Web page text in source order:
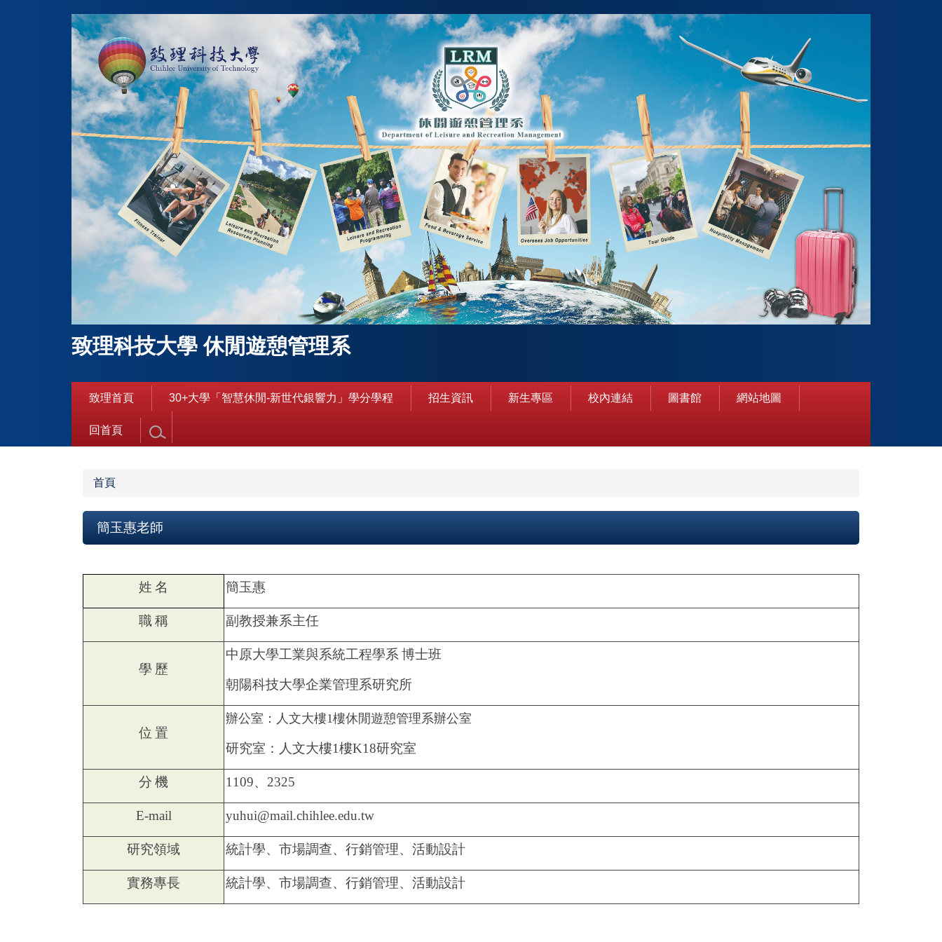
致理科技大學 休閒遊憩管理系
致理首頁 30+大學「智慧休閒-新世代銀響力」學分學程 招生資訊 新生專區 校內連結 圖書館 網站地圖
回首頁
首頁
簡玉惠老師
姓 名 簡玉惠
職 稱 副教授兼系主任
學 歷
中原大學工業與系統工程學系 博士班
朝陽科技大學企業管理系研究所
位 置
辦公室：人文大樓1樓休閒遊憩管理系辦公室
研究室：人文大樓1樓K18研究室
分 機 1109、2325
E-mail yuhui@mail.chihlee.edu.tw
研究領域 統計學、市場調查、行銷管理、活動設計
實務專長 統計學、市場調查、行銷管理、活動設計